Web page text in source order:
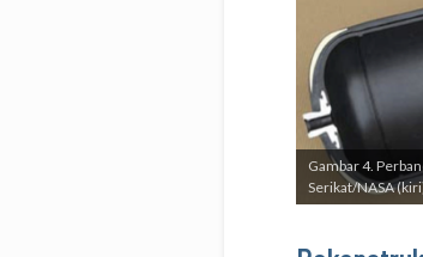
Gambar 4.
Serikat/NASA